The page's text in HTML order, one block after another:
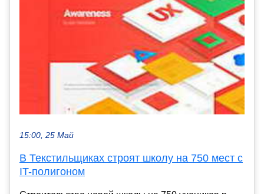
15:00, 25 Май
В Текстильщиках строят школу на 750 мест с
IT-полигоном